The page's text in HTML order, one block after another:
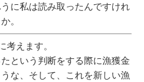
に私は読み取ったんですけれ
。
えます。
という判断をする際に漁獲金
な、そして、これを新しい漁